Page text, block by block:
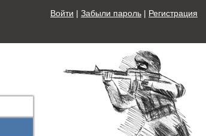
Войти | Забыли пароль | Регистрация